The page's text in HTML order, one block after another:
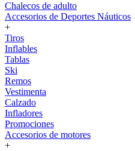
Chalecos de adulto
Accesorios de Deportes Náuticos
+
Tiros
Inflables
Tablas
Ski
Remos
Vestimenta
Calzado
Infladores
Promociones
Accesorios de motores
+